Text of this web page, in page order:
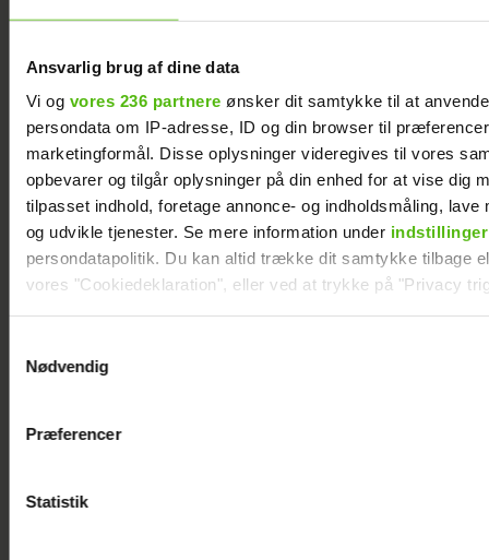
Ansvarlig brug af dine data
Vi og vores 236 partnere ønsker dit samtykke til at
persondata om IP-adresse, ID og din browser til
marketingformål. Disse oplysninger videregives til vores
opbevarer og tilgår oplysninger på din enhed for at vise dig
tilpasset indhold, foretage annonce- og indholdsmåling, lave
og udvikle tjenester. Se mere information under indstillinger
persondatapolitik. Du kan altid trække dit samtykke tilbage
vores "Cookiedeklaration", eller ved at trykke på "Privacy
Vi anvender egne cookies og cookies fra tredjeparter til at
generere statistik og huske dine præferencer samt til brug
Nødvendig
Præferencer
Statistik
Mads Vad om at være far til to: Deler nyt
perspektiv på livet